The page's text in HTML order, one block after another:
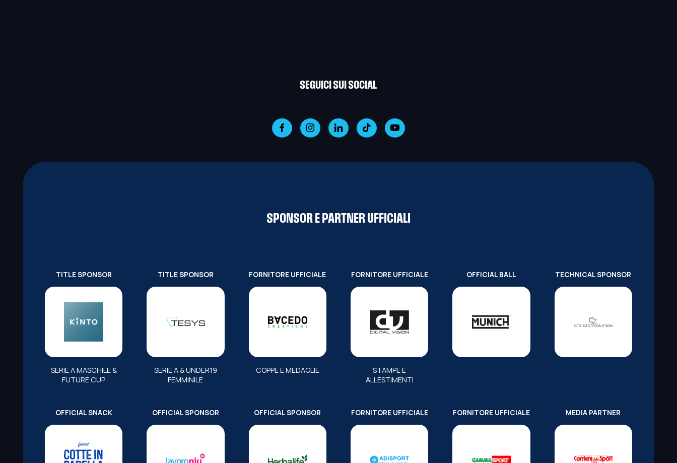
SEGUICI SUI SOCIAL
SPONSOR E PARTNER UFFICIALI
TITLE SPONSOR
SERIE A MASCHILE &
FUTURE CUP
TITLE SPONSOR
SERIE A & UNDER19
FEMMINILE
FORNITORE UFFICIALE
COPPE E MEDAGLIE
FORNITORE UFFICIALE
STAMPE E
ALLESTIMENTI
OFFICIAL BALL TECHNICAL SPONSOR
OFFICIAL SNACK OFFICIAL SPONSOR OFFICIAL SPONSOR FORNITORE UFFICIALE FORNITORE UFFICIALE MEDIA PARTNER